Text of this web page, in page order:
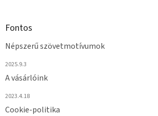
Fontos
Népszerű szövetmotívumok
2025.9.3
A vásárlóink
2023.4.18
Cookie-politika